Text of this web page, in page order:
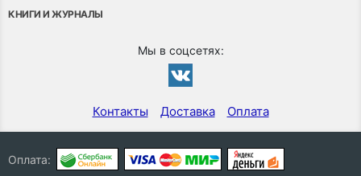
КНИГИ И ЖУРНАЛЫ
Мы в соцсетях:
Контакты Доставка Оплата
Оплата: